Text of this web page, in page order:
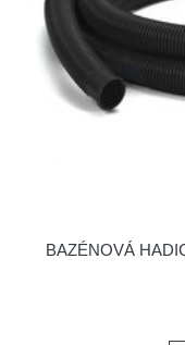
BAZÉNOVÁ